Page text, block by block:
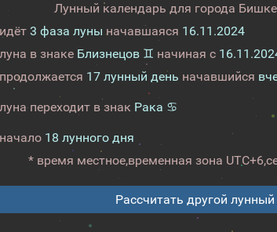
Лунный календарь для города
идёт 3 фаза луны начавшаяся 16.11.2024
луна в знаке Близнецов ♊ начиная с
продолжается 17 лунный день начавшийся
луна переходит в знак Рака ♋
начало 18 лунного дня
* время местное,временная зона UTC+6,
Рассчитать другой